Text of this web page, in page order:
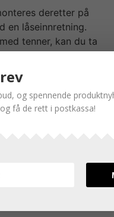
deretter på
en låseinnretning.
tenner, kan du ta
igjen.
på skuffer. To
Holderne og
og skrus inn i
skuffetennene
og spennende
få de rett i postkassa!